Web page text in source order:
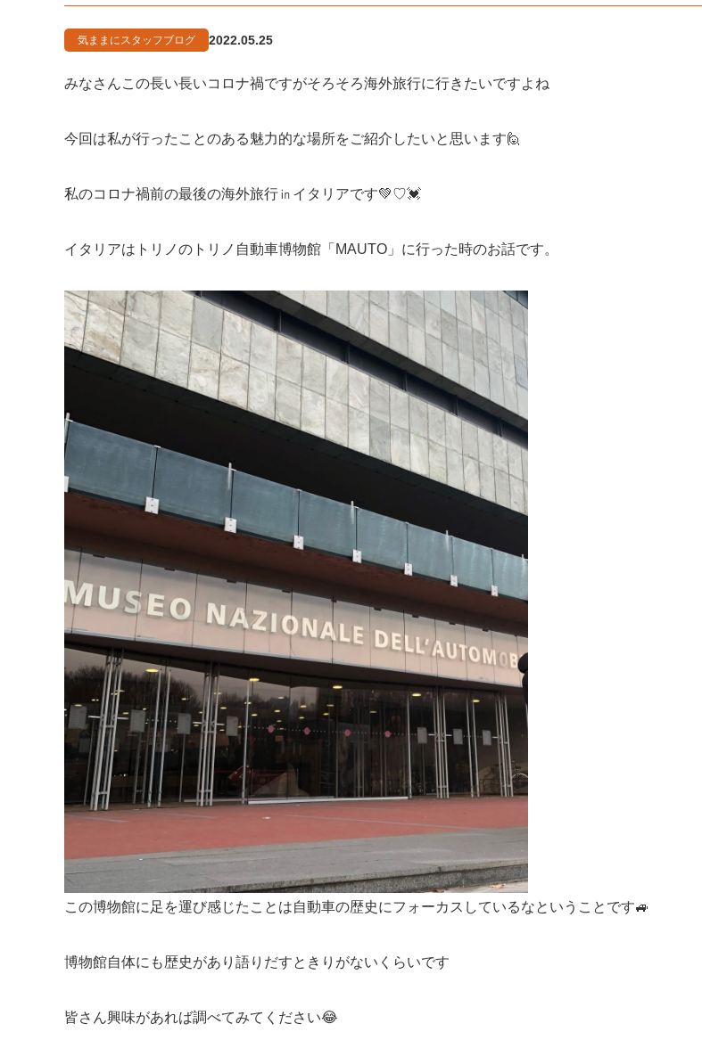
気ままにスタッフブログ 2022.05.25
みなさんこの長い長いコロナ禍ですがそろそろ海外旅行に行きたいですよね
今回は私が行ったことのある魅力的な場所をご紹介したいと思います🙋
私のコロナ禍前の最後の海外旅行㏌イタリアです💚♡💓
イタリアはトリノのトリノ自動車博物館「MAUTO」に行った時のお話です。
この博物館に足を運び感じたことは自動車の歴史にフォーカスしているなということです🚙
博物館自体にも歴史があり語りだすときりがないくらいです
皆さん興味があれば調べてみてください😂